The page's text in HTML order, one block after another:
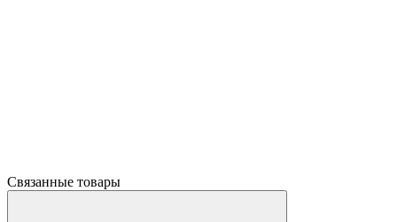
Связанные товары